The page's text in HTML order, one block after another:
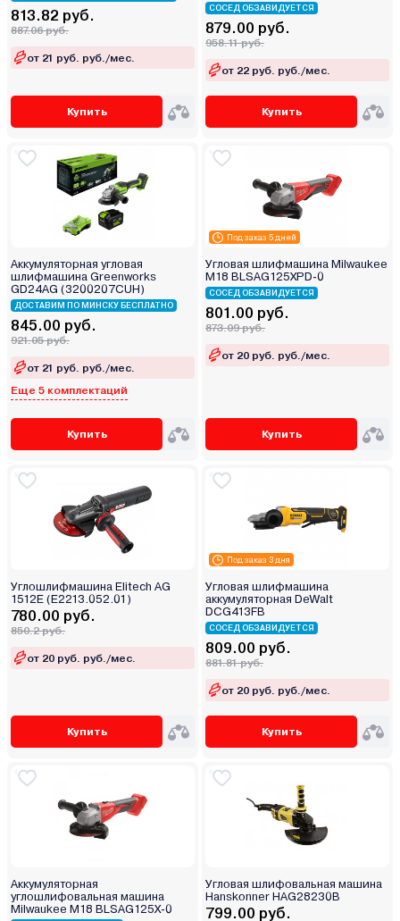
813.82 руб.
887.06 руб.
от 21 руб. руб./мес.
Купить
СОСЕД ОБЗАВИДУЕТСЯ
879.00 руб.
958.11 руб.
от 22 руб. руб./мес.
Купить
Аккумуляторная угловая
шлифмашина Greenworks
GD24AG (3200207CUH)
ДОСТАВИМ ПО МИНСКУ БЕСПЛАТНО
845.00 руб.
921.05 руб.
от 21 руб. руб./мес.
Еще 5 комплектаций
Купить
Под заказ 5 дней
Угловая шлифмашина Milwaukee
M18 BLSAG125XPD-0
СОСЕД ОБЗАВИДУЕТСЯ
801.00 руб.
873.09 руб.
от 20 руб. руб./мес.
Купить
Углошлифмашина Elitech AG
1512E (E2213.052.01)
780.00 руб.
850.2 руб.
от 20 руб. руб./мес.
Купить
Под заказ 3 дня
Угловая шлифмашина
аккумуляторная DeWalt
DCG413FB
СОСЕД ОБЗАВИДУЕТСЯ
809.00 руб.
881.81 руб.
от 20 руб. руб./мес.
Купить
Аккумуляторная
углошлифовальная машина
Milwaukee M18 BLSAG125X-0
Угловая шлифовальная машина
Hanskonner HAG28230B
799.00 руб.